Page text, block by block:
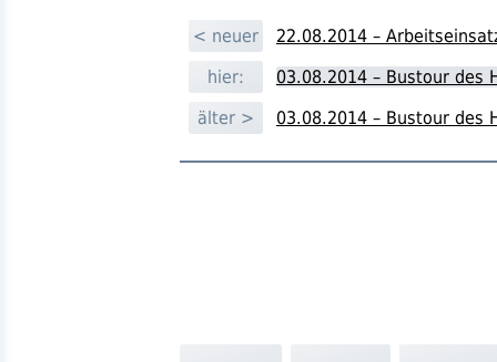
< neuer
22.08.2014 –
hier:
03.08.2014 – Bustour des
älter >
03.08.2014 – Bustour des